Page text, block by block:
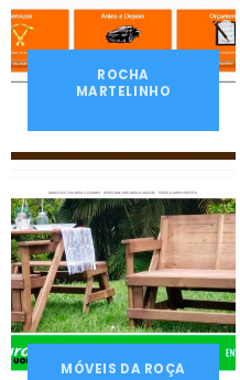
ROCHA
MARTELINHO
MÓVEIS DA ROÇA